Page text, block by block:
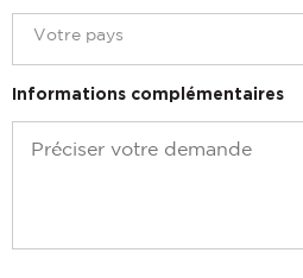
Informations complémentaires